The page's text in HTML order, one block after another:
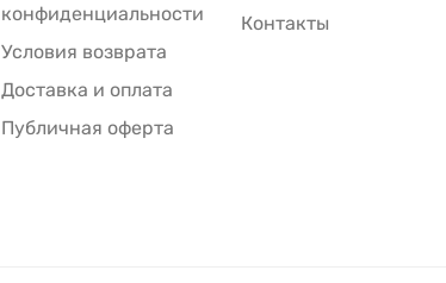
конфиденциальности
Условия возврата
Доставка и оплата
Публичная оферта
Контакты